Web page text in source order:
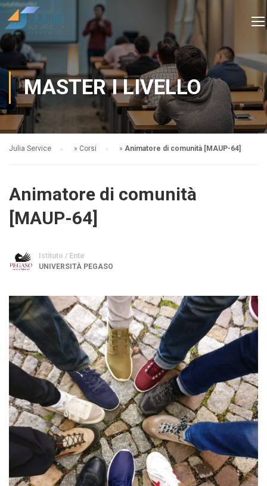
MASTER I LIVELLO
Julia Service » Corsi » Animatore di comunità [MAUP-64]
Animatore di comunità
[MAUP-64]
Istituto / Ente
UNIVERSITÀ PEGASO